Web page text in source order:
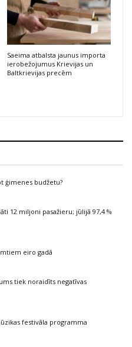
Saeima atbalsta jaunus importa
ierobežojumus Krievijas un
Baltkrievijas precēm
ģimenes budžetu?
12 miljoni pasažieru; jūlijā 97,4 %
eiro gadā
tiek noraidīts negatīvas
festivāla programma